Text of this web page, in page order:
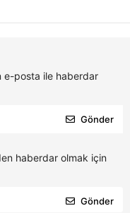
e-posta ile haberdar
Gönder
haberdar olmak için
Gönder